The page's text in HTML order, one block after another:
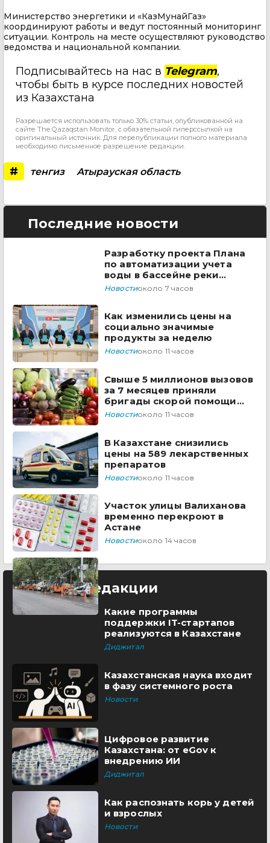
Министерство энергетики и «КазМунайГаз»
координируют работы и ведут постоянный мониторинг
ситуации. Контроль на месте осуществляют руководство
ведомства и национальной компании.
Подписывайтесь на нас в Telegram,
чтобы быть в курсе последних новостей
из Казахстана
Разрешается использовать только 30% статьи, опубликованной на
сайте The Qazaqstan Monitor, с обязательной гиперссылкой на
оригинальный источник. Для перепубликации полного материала
необходимо письменное разрешение редакции.
# тенгиз Атырауская область
Последние новости
Разработку проекта Плана
по автоматизации учета
воды в бассейне реки
Сырдарья одобрили
Новостиоколо 7 часов
Как изменились цены на
социально значимые
продукты за неделю
Новостиоколо 11 часов
Свыше 5 миллионов вызовов
за 7 месяцев приняли
бригады скорой помощи
Казахстана
Новостиоколо 11 часов
В Казахстане снизились
цены на 589 лекарственных
препаратов
Новостиоколо 11 часов
Участок улицы Валиханова
временно перекроют в
Астане
Новостиоколо 14 часов
Выбор редакции
Какие программы
поддержки IT-стартапов
реализуются в Казахстане
Диджитал
Казахстанская наука входит
в фазу системного роста
Новости
Цифровое развитие
Казахстана: от eGov к
внедрению ИИ
Диджитал
Как распознать корь у детей
и взрослых
Новости